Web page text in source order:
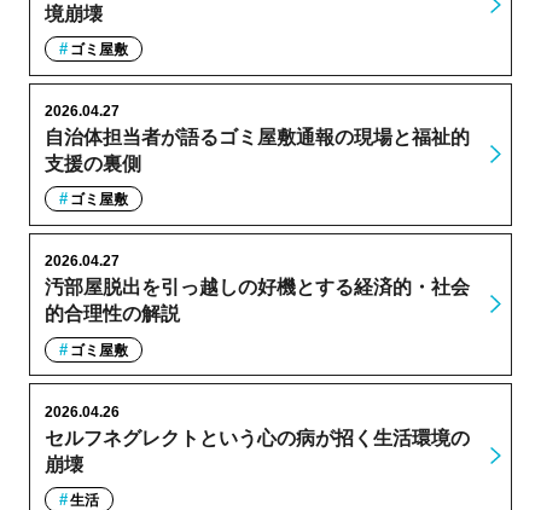
境崩壊
ゴミ屋敷
自治体担当者が語るゴミ屋敷通報の現場と福祉的
支援の裏側
2026.04.27
ゴミ屋敷
汚部屋脱出を引っ越しの好機とする経済的・社会
的合理性の解説
2026.04.27
ゴミ屋敷
セルフネグレクトという心の病が招く生活環境の
崩壊
2026.04.26
生活